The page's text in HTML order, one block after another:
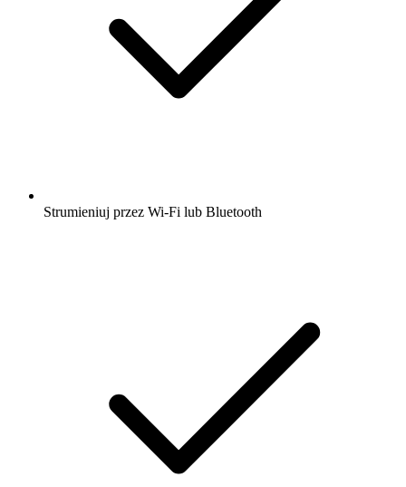
Strumieniuj przez Wi-Fi lub Bluetooth